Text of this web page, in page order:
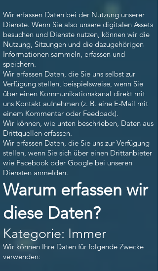
Wir erfassen Daten bei der Nutzung unserer
Dienste. Wenn Sie also unsere digitalen Assets
besuchen und Dienste nutzen, können wir die
Nutzung, Sitzungen und die dazugehörigen
Informationen sammeln, erfassen und
speichern.
Wir erfassen Daten, die Sie uns selbst zur
Verfügung stellen, beispielsweise, wenn Sie
über einen Kommunikationskanal direkt mit
uns Kontakt aufnehmen (z. B. eine E-Mail mit
einem Kommentar oder Feedback).
Wir können, wie unten beschrieben, Daten aus
Drittquellen erfassen.
Wir erfassen Daten, die Sie uns zur Verfügung
stellen, wenn Sie sich über einen Drittanbieter
wie Facebook oder Google bei unseren
Diensten anmelden.
Warum erfassen wir
diese Daten?
Kategorie: Immer
Wir können Ihre Daten für folgende Zwecke
verwenden: